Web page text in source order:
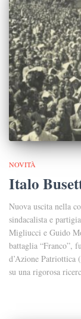
NOVITÀ
Italo
Nuova uscita nella
sindacalista e
Migliucci e Guido
battaglia “Franco”,
d’Azione Patriottica
su una rigorosa